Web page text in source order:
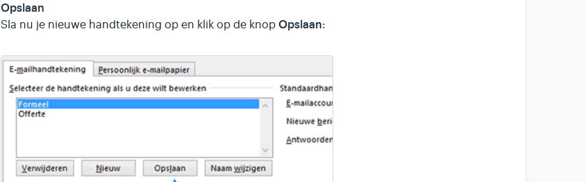
Opslaan
Sla nu je nieuwe handtekening op en klik op de knop Opslaan: